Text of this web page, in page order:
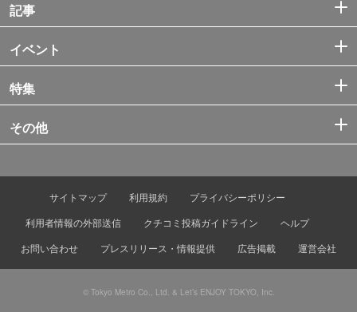
記事
イベント
特集
その他
サイトマップ 利用規約
プライバシーポリシー
利用者情報の外部送信
クチコミ投稿ガイドライン
ヘルプ
お問い合わせ
プレスリリース・情報提供 広告掲載 運営会社
© Tokyo Metro Co., Ltd. & Let’s ENJOY TOKYO, Inc.